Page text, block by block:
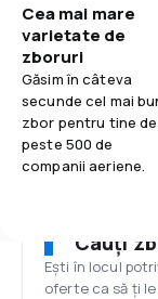
Cea mai mare
varietate de
zboruri
Găsim în câteva
secunde cel mai
zbor pentru tine
peste 500 de
companii aeriene.
Cauți
Ești în locul
oferte ca să ți